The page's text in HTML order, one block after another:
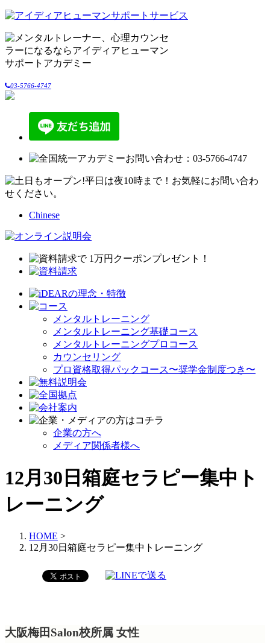
03-5766-4747
Chinese
メンタルトレーニング
メンタルトレーニング基礎コース
メンタルトレーニングプロコース
カウンセリング
プロ資格取得パックコース〜奨学金制度つき〜
企業の方へ
メディア関係者様へ
12月30日箱庭セラピー集中ト
レーニング
HOME >
12月30日箱庭セラピー集中トレーニング
大阪梅田Salon校所属 女性